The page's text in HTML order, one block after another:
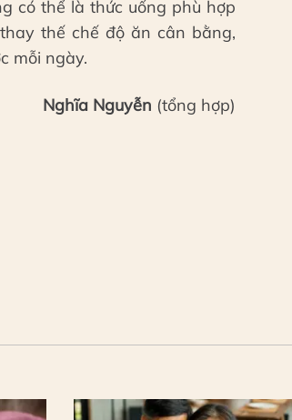
có thể là thức uống phù hợp
thế chế độ ăn cân bằng,
mỗi ngày.
Nghĩa Nguyễn (tổng hợp)